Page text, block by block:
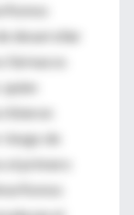
desarrollar
fármacos
de
el primero